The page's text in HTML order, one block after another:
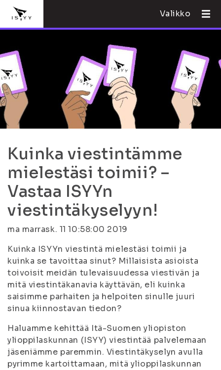
Valikko
Kuinka viestintämme
mielestäsi toimii? –
Vastaa ISYYn
viestintäkyselyyn!
ma marrask. 11 10:58:00 2019
Kuinka ISYYn viestintä mielestäsi toimii ja
kuinka se tavoittaa sinut? Millaisista asioista
toivoisit meidän tulevaisuudessa viestivän ja
mitä viestintäkanavia käyttävän, eli kuinka
saisimme parhaiten ja helpoiten sinulle juuri
sinua kiinnostavan tiedon?
Haluamme kehittää Itä-Suomen yliopiston
ylioppilaskunnan (ISYY) viestintää palvelemaan
jäseniämme paremmin. Viestintäkyselyn avulla
pyrimme kartoittamaan, mitä ylioppilaskunnan